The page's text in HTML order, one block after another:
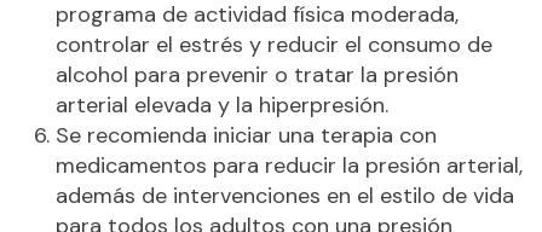
programa de actividad física moderada,
controlar el estrés y reducir el consumo de
alcohol para prevenir o tratar la presión
arterial elevada y la hiperpresión.
Se recomienda iniciar una terapia con
medicamentos para reducir la presión arterial,
además de intervenciones en el estilo de vida
para todos los adultos con una presión